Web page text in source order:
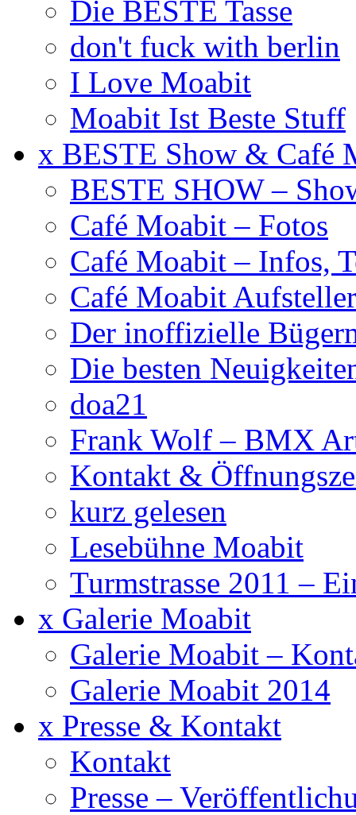
Die BESTE Tasse
don't fuck with berlin
I Love Moabit
Moabit Ist Beste Stuff
x BESTE Show & Café
BESTE SHOW –
Café Moabit – Fotos
Café Moabit – Infos,
Café Moabit Aufsteller
Der inoffizielle
Die besten
doa21
Frank Wolf – BMX
Kontakt &
kurz gelesen
Lesebühne Moabit
Turmstrasse 2011 –
x Galerie Moabit
Galerie Moabit –
Galerie Moabit 2014
x Presse & Kontakt
Kontakt
Presse –